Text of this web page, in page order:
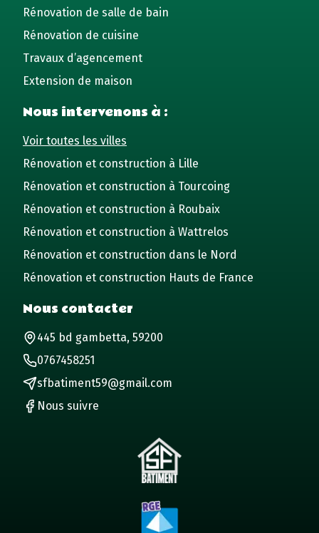
Rénovation de salle de bain
Rénovation de cuisine
Travaux d’agencement
Extension de maison
Nous intervenons à :
Voir toutes les villes
Rénovation et construction à Lille
Rénovation et construction à Tourcoing
Rénovation et construction à Roubaix
Rénovation et construction à Wattrelos
Rénovation et construction dans le Nord
Rénovation et construction Hauts de France
Nous contacter
445 bd gambetta, 59200
0767458251
sfbatiment59@gmail.com
Nous suivre